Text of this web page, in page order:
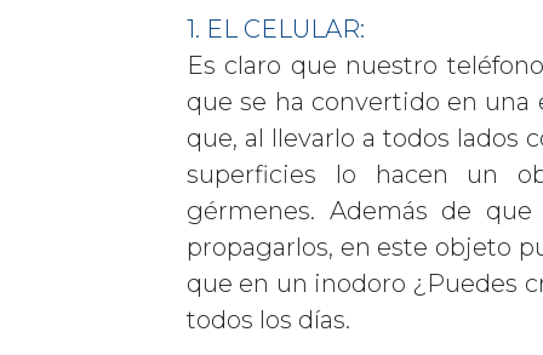
1. EL CELULAR:
Es claro que nuestro
que se ha convertido en una
que, al llevarlo a todos lados
superficies lo hacen un
gérmenes. Además de
propagarlos, en este objeto
que en un inodoro ¿Puedes
todos los días.